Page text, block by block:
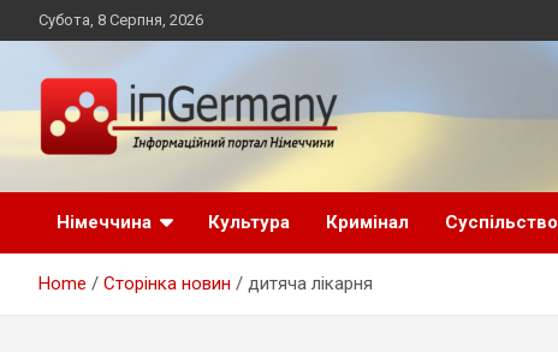
to
Субота, 8 Серпня, 2026
inGermany.net
інформаційний
портал в Німеччині
Німеччини, українці в Німеччині
Німеччина
Культура Кримінал Суспільство
Home Сторінка новин дитяча лікарня